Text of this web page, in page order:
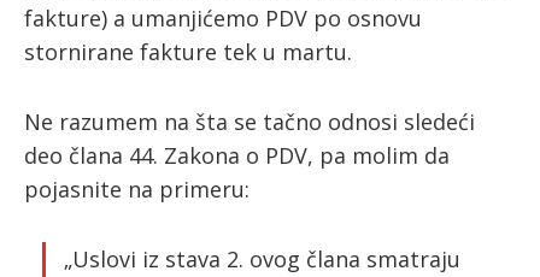
fakture) a umanjićemo PDV po osnovu
stornirane fakture tek u martu.
Ne razumem na šta se tačno odnosi sledeći
deo člana 44. Zakona o PDV, pa molim da
pojasnite na primeru:
„Uslovi iz stava 2. ovog člana smatraju